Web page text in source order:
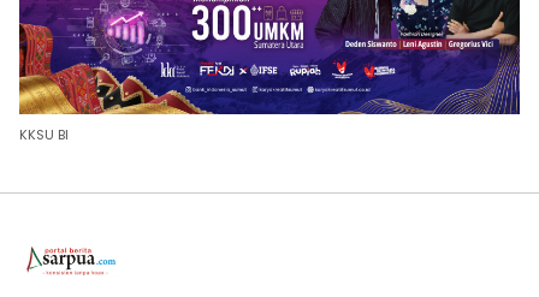
KKSU BI